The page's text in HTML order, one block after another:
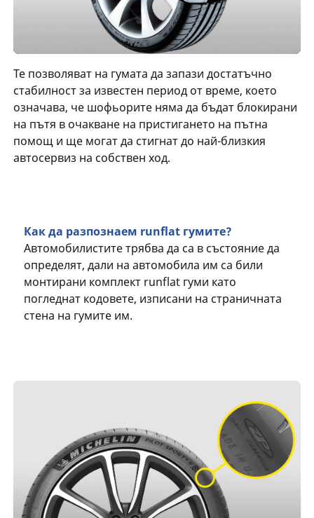
Те позволяват на гумата да запази достатъчно
стабилност за известен период от време, което
означава, че шофьорите няма да бъдат блокирани
на пътя в очакване на пристигането на пътна
помощ и ще могат да стигнат до най-близкия
автосервиз на собствен ход.
Как да разпознаем runflat гумите?
Автомобилистите трябва да са в състояние да
определят, дали на автомобила им са били
монтирани комплект runflat гуми като
погледнат кодовете, изписани на страничната
стена на гумите им.